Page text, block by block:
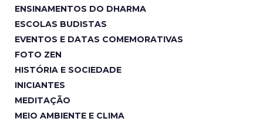
ENSINAMENTOS DO DHARMA
ESCOLAS BUDISTAS
EVENTOS E DATAS COMEMORATIVAS
FOTO ZEN
HISTÓRIA E SOCIEDADE
INICIANTES
MEDITAÇÃO
MEIO AMBIENTE E CLIMA